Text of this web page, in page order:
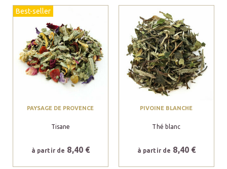
Best-seller
PAYSAGE DE PROVENCE
Tisane
à partir de 8,40 €
PIVOINE BLANCHE
Thé blanc
à partir de 8,40 €